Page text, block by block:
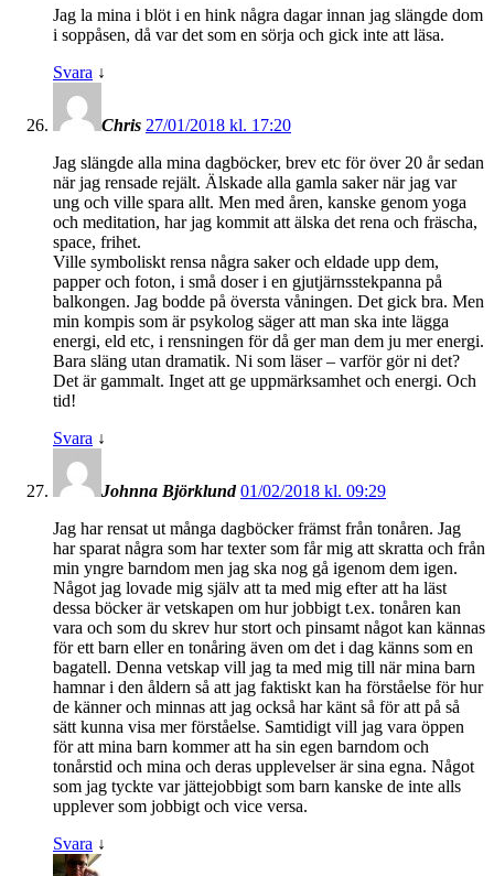
Jag la mina i blöt i en hink några dagar innan jag slängde dom
i soppåsen, då var det som en sörja och gick inte att läsa.
Svara ↓
Chris 27/01/2018 kl. 17:20
Jag slängde alla mina dagböcker, brev etc för över 20 år sedan
när jag rensade rejält. Älskade alla gamla saker när jag var
ung och ville spara allt. Men med åren, kanske genom yoga
och meditation, har jag kommit att älska det rena och fräscha,
space, frihet.
Ville symboliskt rensa några saker och eldade upp dem,
papper och foton, i små doser i en gjutjärnsstekpanna på
balkongen. Jag bodde på översta våningen. Det gick bra. Men
min kompis som är psykolog säger att man ska inte lägga
energi, eld etc, i rensningen för då ger man dem ju mer energi.
Bara släng utan dramatik. Ni som läser – varför gör ni det?
Det är gammalt. Inget att ge uppmärksamhet och energi. Och
tid!
Svara ↓
Johnna Björklund 01/02/2018 kl. 09:29
Jag har rensat ut många dagböcker främst från tonåren. Jag
har sparat några som har texter som får mig att skratta och från
min yngre barndom men jag ska nog gå igenom dem igen.
Något jag lovade mig själv att ta med mig efter att ha läst
dessa böcker är vetskapen om hur jobbigt t.ex. tonåren kan
vara och som du skrev hur stort och pinsamt något kan kännas
för ett barn eller en tonåring även om det i dag känns som en
bagatell. Denna vetskap vill jag ta med mig till när mina barn
hamnar i den åldern så att jag faktiskt kan ha förståelse för hur
de känner och minnas att jag också har känt så för att på så
sätt kunna visa mer förståelse. Samtidigt vill jag vara öppen
för att mina barn kommer att ha sin egen barndom och
tonårstid och mina och deras upplevelser är sina egna. Något
som jag tyckte var jättejobbigt som barn kanske de inte alls
upplever som jobbigt och vice versa.
Svara ↓